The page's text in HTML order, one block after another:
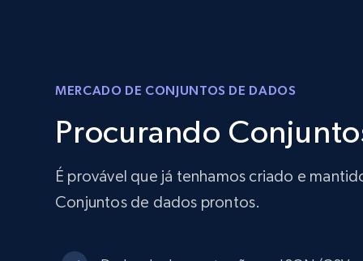
MERCADO DE CONJUNTOS DE DADOS
Procurando
É provável que já tenhamos criado e
Conjuntos de dados prontos.